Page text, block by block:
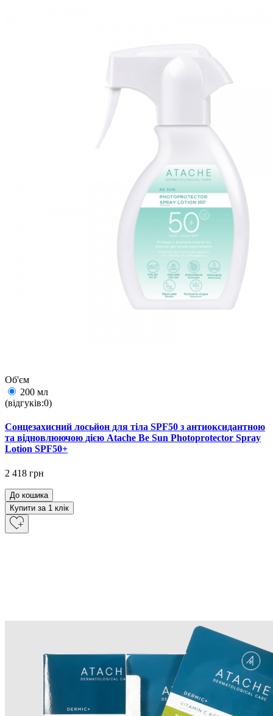
Об'єм
200 мл
(відгуків:0)
Сонцезахисний лосьйон для тіла SPF50 з антиоксидантною
та відновлюючою дією Atache Be Sun Photoprotector Spray
Lotion SPF50+
2 418 грн
До кошика
Купити за 1 клiк